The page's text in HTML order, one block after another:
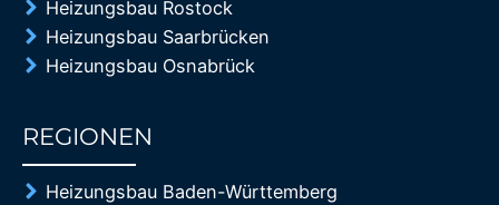
Heizungsbau Rostock
Heizungsbau Saarbrücken
Heizungsbau Osnabrück
REGIONEN
Heizungsbau Baden-Württemberg